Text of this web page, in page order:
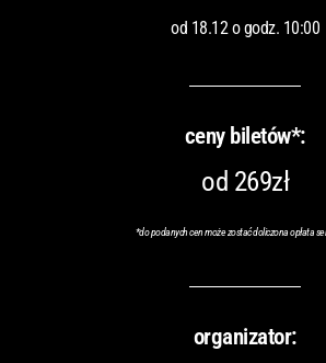
od 18.12 o godz. 10:00
ceny biletów*:
od 269zł
*do podanych cen może zostać doliczona opłata
organizator: